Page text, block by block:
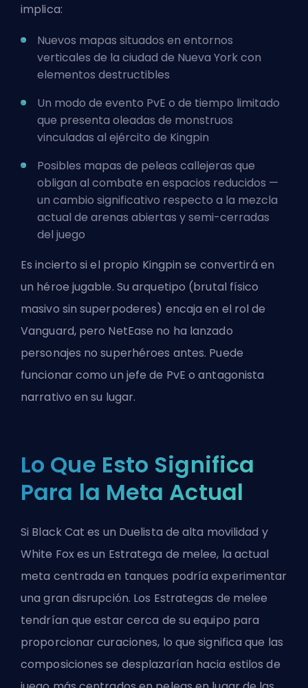
implica:
Nuevos mapas situados en entornos
verticales de la ciudad de Nueva York con
elementos destructibles
Un modo de evento PvE o de tiempo limitado
que presenta oleadas de monstruos
vinculadas al ejército de Kingpin
Posibles mapas de peleas callejeras que
obligan al combate en espacios reducidos —
un cambio significativo respecto a la mezcla
actual de arenas abiertas y semi-cerradas
del juego
Es incierto si el propio Kingpin se convertirá en
un héroe jugable. Su arquetipo (brutal físico
masivo sin superpoderes) encaja en el rol de
Vanguard, pero NetEase no ha lanzado
personajes no superhéroes antes. Puede
funcionar como un jefe de PvE o antagonista
narrativo en su lugar.
Lo Que Esto Significa
Para la Meta Actual
Si Black Cat es un Duelista de alta movilidad y
White Fox es un Estratega de melee, la actual
meta centrada en tanques podría experimentar
una gran disrupción. Los Estrategas de melee
tendrían que estar cerca de su equipo para
proporcionar curaciones, lo que significa que las
composiciones se desplazarían hacia estilos de